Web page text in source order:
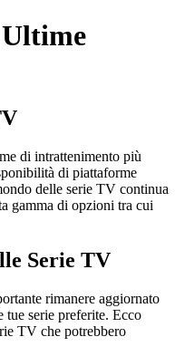
di intrattenimento più
di piattaforme
delle serie TV continua
gamma di opzioni tra cui
Serie TV
rimanere aggiornato
serie preferite. Ecco
TV che potrebbero